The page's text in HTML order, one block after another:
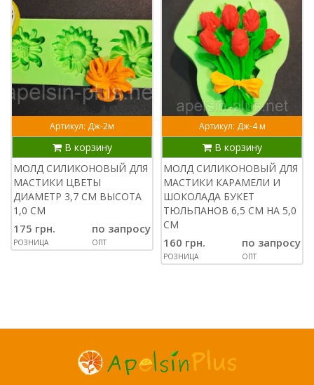
Артикул: Дж-2м
В корзину
МОЛД СИЛИКОНОВЫЙ ДЛЯ
МАСТИКИ ЦВЕТЫ
ДИАМЕТР 3,7 СМ ВЫСОТА
1,0 СМ
175 грн.
РОЗНИЦА
по запросу
ОПТ
Артикул: Дж-4 м
В корзину
МОЛД СИЛИКОНОВЫЙ ДЛЯ
МАСТИКИ КАРАМЕЛИ И
ШОКОЛАДА БУКЕТ
ТЮЛЬПАНОВ 6,5 СМ НА 5,0
СМ
160 грн.
РОЗНИЦА
по запросу
ОПТ